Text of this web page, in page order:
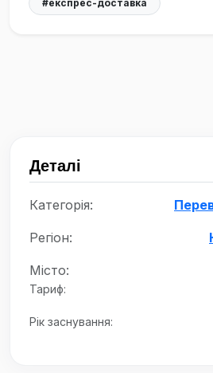
#експрес-доставка
Деталі
Категорія:
Регіон:
Місто:
Тариф:
Рік заснування: